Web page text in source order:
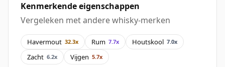
Kenmerkende eigenschappen
Vergeleken met andere whisky-merken
Havermout 32.3x Rum 7.7x Houtskool 7.0x
Zacht 6.2x Vijgen 5.7x